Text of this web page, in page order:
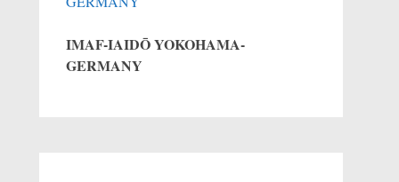
IMAF-IAIDŌ YOKOHAMA-
GERMANY